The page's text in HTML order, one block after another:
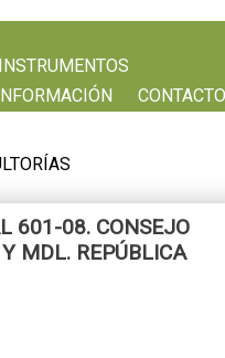
CONTACTO
601-08. CONSEJO
MDL. REPÚBLICA